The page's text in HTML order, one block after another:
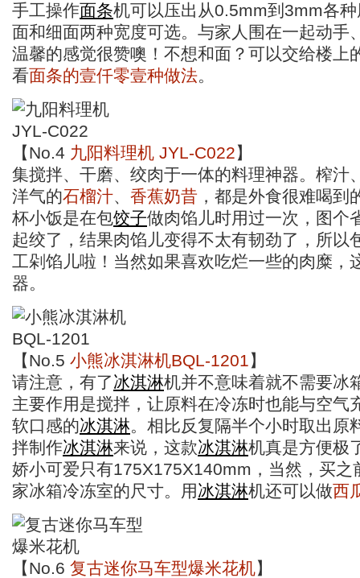
手工操作面条机可以压出从0.5mm到3mm各
面和细面两种宽度可选。与家人围在一起动手
温馨的感觉很赞噢！不想和面？可以交给楼上
看面条的壹仟零壹种做法。
【No.4 九阳料理机 JYL-C022】
集搅拌、干磨、绞肉于一体的料理神器。榨汁
洋气的石榴汁、 香蕉奶昔 ，都是外食很难喝到
杯小饭是在包饺子做肉馅儿时用过一次，图个
起绞了，结果肉馅儿变得不太有韧劲了，所以
工剁馅儿啦！当然如果喜欢吃烂一些的肉糜，
器。
【No.5 小熊冰淇淋机BQL-1201】
请注意，有了冰淇淋机并不意味着就不需要冰
主要作用是搅拌，让原料在冷冻时也能与空气
软口感的冰淇淋。相比反复隔半个小时取出原
拌制作冰淇淋来说，这款冰淇淋机真是方便极
娇小可爱只有175X175X140mm，当然，买之
家冰箱冷冻室的尺寸。用冰淇淋机还可以做西
【No.6 复古迷你马车型爆米花机】